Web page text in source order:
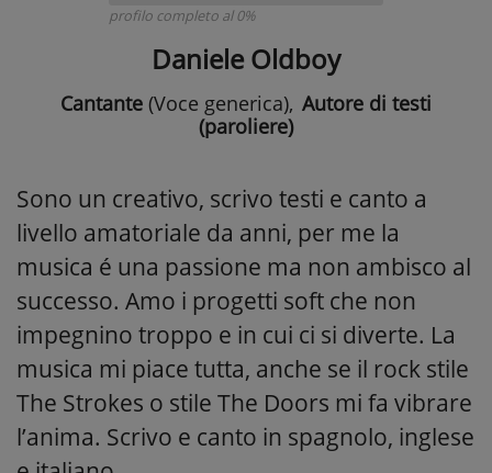
profilo completo al 0%
Daniele Oldboy
Cantante (Voce generica), Autore di testi
(paroliere)
Sono un creativo, scrivo testi e canto a
livello amatoriale da anni, per me la
musica é una passione ma non ambisco al
successo. Amo i progetti soft che non
impegnino troppo e in cui ci si diverte. La
musica mi piace tutta, anche se il rock stile
The Strokes o stile The Doors mi fa vibrare
l’anima. Scrivo e canto in spagnolo, inglese